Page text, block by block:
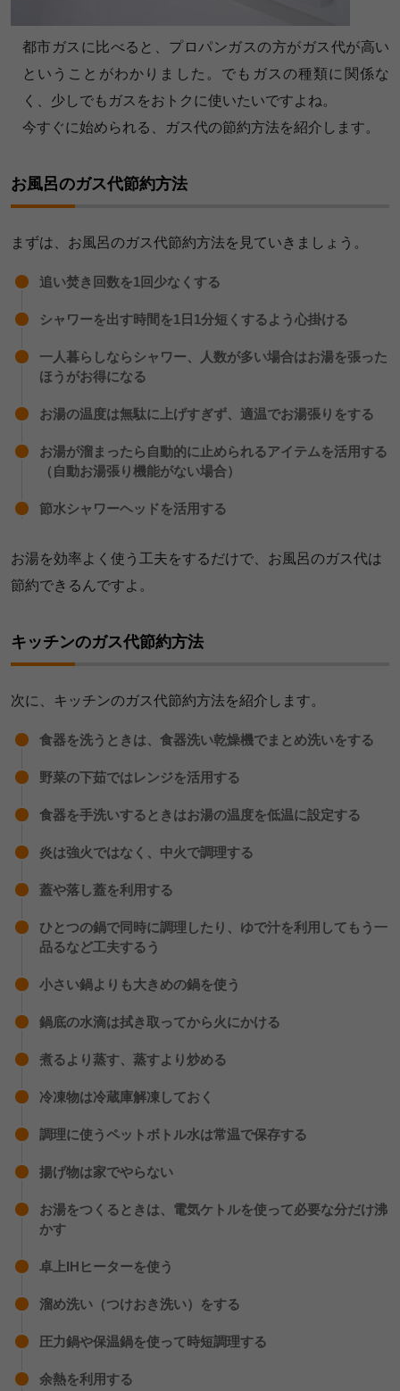
都市ガスに比べると、プロパンガスの方がガス代が高い
ということがわかりました。でもガスの種類に関係な
く、少しでもガスをおトクに使いたいですよね。
今すぐに始められる、ガス代の節約方法を紹介します。
お風呂のガス代節約方法
まずは、お風呂のガス代節約方法を見ていきましょう。
追い焚き回数を1回少なくする
シャワーを出す時間を1日1分短くするよう心掛ける
一人暮らしならシャワー、人数が多い場合はお湯を張った
ほうがお得になる
お湯の温度は無駄に上げすぎず、適温でお湯張りをする
お湯が溜まったら自動的に止められるアイテムを活用する
（自動お湯張り機能がない場合）
節水シャワーヘッドを活用する
お湯を効率よく使う工夫をするだけで、お風呂のガス代は
節約できるんですよ。
キッチンのガス代節約方法
次に、キッチンのガス代節約方法を紹介します。
食器を洗うときは、食器洗い乾燥機でまとめ洗いをする
野菜の下茹ではレンジを活用する
食器を手洗いするときはお湯の温度を低温に設定する
炎は強火ではなく、中火で調理する
蓋や落し蓋を利用する
ひとつの鍋で同時に調理したり、ゆで汁を利用してもう一
品るなど工夫するう
小さい鍋よりも大きめの鍋を使う
鍋底の水滴は拭き取ってから火にかける
煮るより蒸す、蒸すより炒める
冷凍物は冷蔵庫解凍しておく
調理に使うペットボトル水は常温で保存する
揚げ物は家でやらない
お湯をつくるときは、電気ケトルを使って必要な分だけ沸
かす
卓上IHヒーターを使う
溜め洗い（つけおき洗い）をする
圧力鍋や保温鍋を使って時短調理する
余熱を利用する